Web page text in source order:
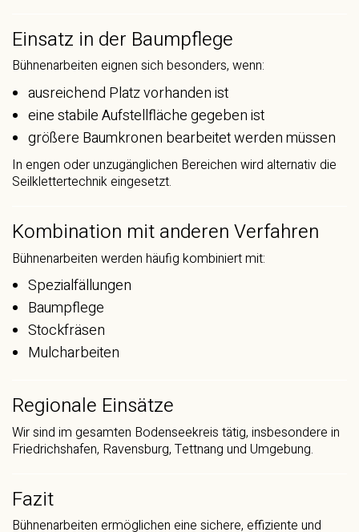
Einsatz in der Baumpflege
Bühnenarbeiten eignen sich besonders, wenn:
ausreichend Platz vorhanden ist
eine stabile Aufstellfläche gegeben ist
größere Baumkronen bearbeitet werden müssen
In engen oder unzugänglichen Bereichen wird alternativ die
Seilklettertechnik eingesetzt.
Kombination mit anderen Verfahren
Bühnenarbeiten werden häufig kombiniert mit:
Spezialfällungen
Baumpflege
Stockfräsen
Mulcharbeiten
Regionale Einsätze
Wir sind im gesamten Bodenseekreis tätig, insbesondere in
Friedrichshafen, Ravensburg, Tettnang und Umgebung.
Fazit
Bühnenarbeiten ermöglichen eine sichere, effiziente und